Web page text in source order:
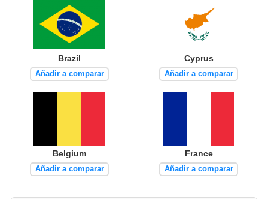
Brazil
Añadir a comparar
Cyprus
Añadir a comparar
Belgium
Añadir a comparar
France
Añadir a comparar